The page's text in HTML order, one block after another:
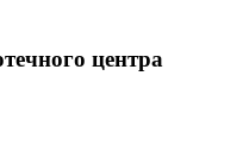
центра